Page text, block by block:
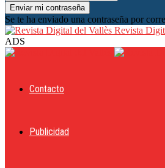
Se te ha enviado una contraseña por
Revista
ADS
Contacto
Publicidad